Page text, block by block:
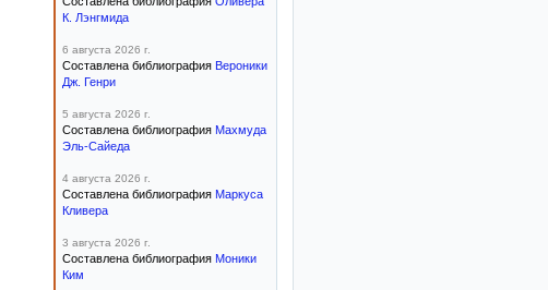
К. Лэнгмида
6 августа 2026 г.
Составлена библиография Вероники
Дж. Генри
5 августа 2026 г.
Составлена библиография Махмуда
Эль-Сайеда
4 августа 2026 г.
Составлена библиография Маркуса
Кливера
3 августа 2026 г.
Составлена библиография Моники
Ким